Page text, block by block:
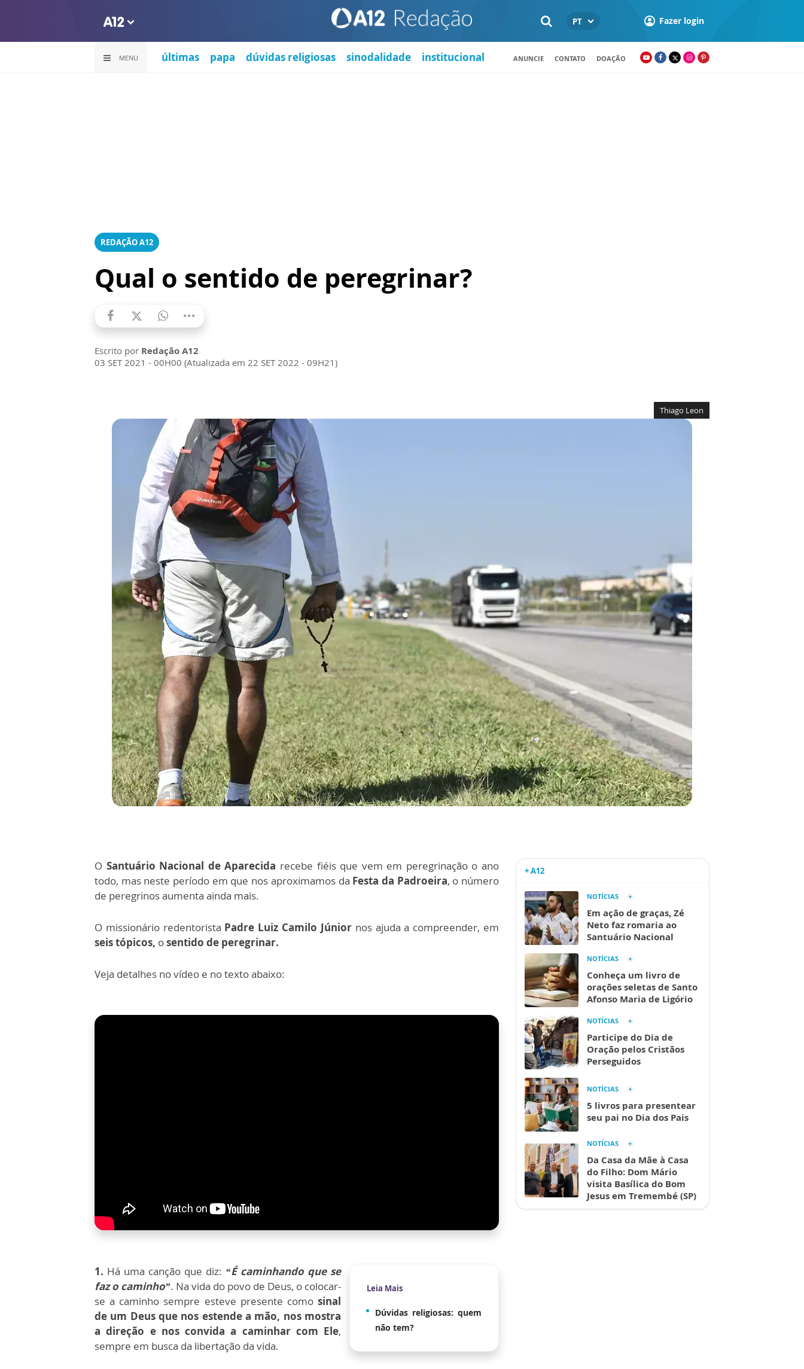
PT Fazer login
MENU últimas papa dúvidas religiosas sinodalidade institucional ANUNCIE CONTATO DOAÇÃO
REDAÇÃO A12
Qual o sentido de peregrinar?
Escrito por Redação A12
03 SET 2021 - 00H00 (Atualizada em 22 SET 2022 - 09H21)
Thiago Leon
O Santuário Nacional de Aparecida recebe fiéis que vem em peregrinação o ano
todo, mas neste período em que nos aproximamos da Festa da Padroeira, o número
de peregrinos aumenta ainda mais.
O missionário redentorista Padre Luiz Camilo Júniornos ajuda a compreender, em
seis tópicos, osentido de peregrinar.
Veja detalhes no vídeo e no texto abaixo:
Leia Mais
Dúvidas religiosas: quem
não tem?
1. Há uma canção que diz: “É caminhando que se
faz o caminho”. Na vida do povo de Deus, o colocar-
se a caminho sempre esteve presente como sinal
de um Deus que nos estende a mão, nos mostra
a direção e nos convida a caminhar com Ele,
sempre em busca da libertação da vida.
+ A12
NOTÍCIAS
Em ação de graças, Zé
Neto faz romaria ao
Santuário Nacional
NOTÍCIAS
Conheça um livro de
orações seletas de Santo
Afonso Maria de Ligório
NOTÍCIAS
Participe do Dia de
Oração pelos Cristãos
Perseguidos
NOTÍCIAS
5 livros para presentear
seu pai no Dia dos Pais
NOTÍCIAS
Da Casa da Mãe à Casa
do Filho: Dom Mário
visita Basílica do Bom
Jesus em Tremembé (SP)